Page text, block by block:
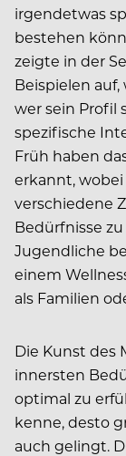
irgendetwas
bestehen
zeigte in der
Beispielen
wer sein Profil
spezifische
Früh haben
erkannt,
verschiedene
Bedürfnisse
Jugendliche
einem
als Familien
Die Kunst des
innersten
optimal zu
kenne, desto
auch gelingt.